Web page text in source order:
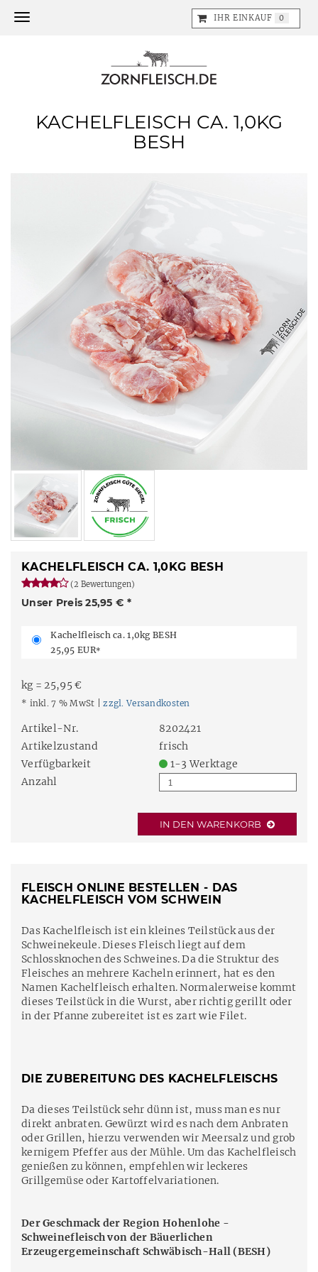
IHR EINKAUF 0
Toggle navigation
KACHELFLEISCH CA. 1,0KG
BESH
KACHELFLEISCH CA. 1,0KG BESH
(2 Bewertungen)
Unser Preis 25,95 € *
Kachelfleisch ca. 1,0kg BESH
25,95 EUR*
kg = 25,95 €
* inkl. 7 % MwSt |zzgl. Versandkosten
Artikel-Nr.
8202421
Artikelzustand
frisch
Verfügbarkeit
1-3 Werktage
Anzahl
IN DEN WARENKORB
FLEISCH ONLINE BESTELLEN - DAS
KACHELFLEISCH VOM SCHWEIN
Das Kachelfleisch ist ein kleines Teilstück aus der
Schweinekeule. Dieses Fleisch liegt auf dem
Schlossknochen des Schweines. Da die Struktur des
Fleisches an mehrere Kacheln erinnert, hat es den
Namen Kachelfleisch erhalten. Normalerweise kommt
dieses Teilstück in die Wurst, aber richtig gerillt oder
in der Pfanne zubereitet ist es zart wie Filet.
DIE ZUBEREITUNG DES KACHELFLEISCHS
Da dieses Teilstück sehr dünn ist, muss man es nur
direkt anbraten. Gewürzt wird es nach dem Anbraten
oder Grillen, hierzu verwenden wir Meersalz und grob
kernigem Pfeffer aus der Mühle. Um das Kachelfleisch
genießen zu können, empfehlen wir leckeres
Grillgemüse oder Kartoffelvariationen.
Der Geschmack der Region Hohenlohe -
Schweinefleisch von der Bäuerlichen
Erzeugergemeinschaft Schwäbisch-Hall (BESH)